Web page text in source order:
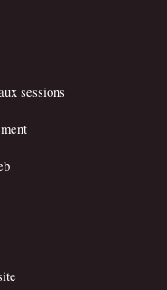
sessions